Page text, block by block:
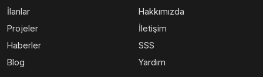
İlanlar
Projeler
Haberler
Blog
Hakkımızda
İletişim
SSS
Yardım